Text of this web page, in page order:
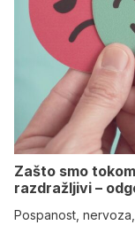
Zašto smo
razdražljivi –
Pospanost,